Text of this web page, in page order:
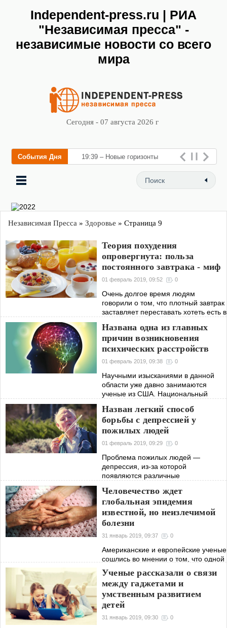
Independent-press.ru | РИА
"Независимая пресса" -
независимые новости со всего
мира
Сегодня - 07 августа 2026 г
События Дня 19:39 – Новые горизонты
флебологии: в Москве
Независимая Пресса » Здоровье » Страница 9
Теория похудения
опровергнута: польза
постоянного завтрака - миф
01 февраль 2019, 09:52 0
Очень долгое время людям
говорили о том, что плотный завтрак
заставляет переставать хотеть есть в
завтрака люди едят еще больше,
чем без него.
Названа одна из главных
причин возникновения
психических расстройств
01 февраль 2019, 09:38 0
Научными изысканиями в данной
области уже давно занимаются
ученые из США. Национальный
расстройств рассказал, что именно
вызывает психические расстройства
Назван легкий способ
борьбы с депрессией у
пожилых людей
01 февраль 2019, 09:29 0
Проблема пожилых людей —
депрессия, из-за которой
появляются различные
неполадки со здоровьем. Ученые из
Канады вплотную занялись
изучением вопроса борьбы с
депрессией, и
Человечество ждет
глобальная эпидемия
известной, но неизлечимой
болезни
31 январь 2019, 09:37 0
Американские и европейские ученые
сошлись во мнении о том, что одной
из самых опасных болезней для
человечества является болезнь
Паркинсона. Из-за сильного
перенаселения она может стать
настоящей
Ученые рассказали о связи
между гаджетами и
умственным развитием
детей
31 январь 2019, 09:30 0